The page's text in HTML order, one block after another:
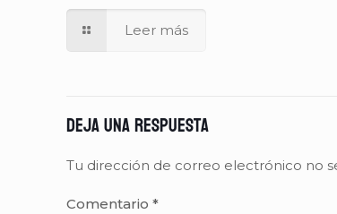
Leer más
Deja una respuesta
Tu dirección de correo electrónico no
Comentario *